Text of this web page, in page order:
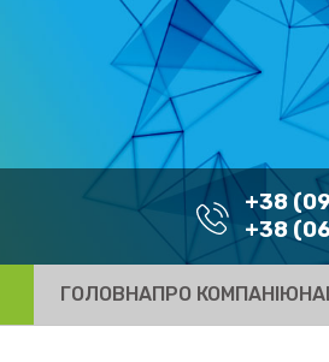
+38
+38
ГОЛОВНАПРО КОМПАНІЮ